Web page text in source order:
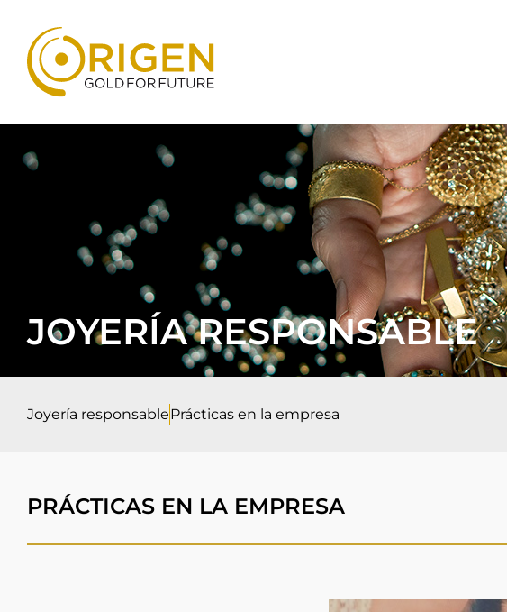
JOYERÍA RESPONSABLE
Joyería responsablePrácticas en la empresa
PRÁCTICAS EN LA EMPRESA